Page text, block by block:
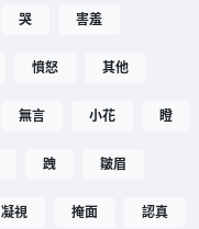
哭 害羞
憤怒 其他
無言 小花 瞪
跩 皺眉
凝視 掩面 認真